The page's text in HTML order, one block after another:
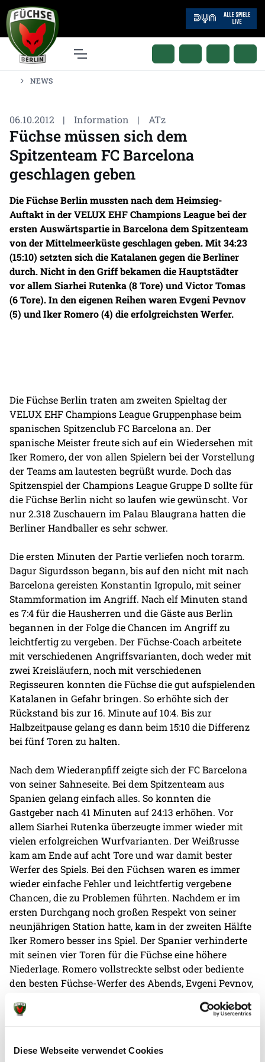
Diese Webseite verwendet Cookies
NEWS
06.10.2012 | Information | ATz
Füchse müssen sich dem
Spitzenteam FC Barcelona
geschlagen geben
Die Füchse Berlin mussten nach dem Heimsieg-
Auftakt in der VELUX EHF Champions League bei der
ersten Auswärtspartie in Barcelona dem Spitzenteam
von der Mittelmeerküste geschlagen geben. Mit 34:23
(15:10) setzten sich die Katalanen gegen die Berliner
durch. Nicht in den Griff bekamen die Hauptstädter
vor allem Siarhei Rutenka (8 Tore) und Victor Tomas
(6 Tore). In den eigenen Reihen waren Evgeni Pevnov
(5) und Iker Romero (4) die erfolgreichsten Werfer.
Die Füchse Berlin traten am zweiten Spieltag der
VELUX EHF Champions League Gruppenphase beim
spanischen Spitzenclub FC Barcelona an. Der
spanische Meister freute sich auf ein Wiedersehen mit
Iker Romero, der von allen Spielern bei der Vorstellung
der Teams am lautesten begrüßt wurde. Doch das
Spitzenspiel der Champions League Gruppe D sollte für
die Füchse Berlin nicht so laufen wie gewünscht. Vor
nur 2.318 Zuschauern im Palau Blaugrana hatten die
Berliner Handballer es sehr schwer.
Die ersten Minuten der Partie verliefen noch torarm.
Dagur Sigurdsson begann, bis auf den nicht mit nach
Barcelona gereisten Konstantin Igropulo, mit seiner
Stammformation im Angriff. Nach elf Minuten stand
es 7:4 für die Hausherren und die Gäste aus Berlin
begannen in der Folge die Chancen im Angriff zu
leichtfertig zu vergeben. Der Füchse-Coach arbeitete
mit verschiedenen Angriffsvarianten, doch weder mit
zwei Kreisläufern, noch mit verschiedenen
Regisseuren konnten die Füchse die gut aufspielenden
Katalanen in Gefahr bringen. So erhöhte sich der
Rückstand bis zur 16. Minute auf 10:4. Bis zur
Halbzeitpause gelang es dann beim 15:10 die Differenz
bei fünf Toren zu halten.
Nach dem Wiederanpfiff zeigte sich der FC Barcelona
von seiner Sahneseite. Bei dem Spitzenteam aus
Spanien gelang einfach alles. So konnten die
Gastgeber nach 41 Minuten auf 24:13 erhöhen. Vor
allem Siarhei Rutenka überzeugte immer wieder mit
vielen erfolgreichen Wurfvarianten. Der Weißrusse
kam am Ende auf acht Tore und war damit bester
Werfer des Spiels. Bei den Füchsen waren es immer
wieder einfache Fehler und leichtfertig vergebene
Chancen, die zu Problemen führten. Nachdem er im
ersten Durchgang noch großen Respekt von seiner
neunjährigen Station hatte, kam in der zweiten Hälfte
Iker Romero besser ins Spiel. Der Spanier verhinderte
mit seinen vier Toren für die Füchse eine höhere
Niederlage. Romero vollstreckte selbst oder bediente
den besten Füchse-Werfer des Abends, Evgeni Pevnov,
Doch am Ende waren es, wie schon in Leon in der
spanischem Boden. Mit 34:23 setzten sich die